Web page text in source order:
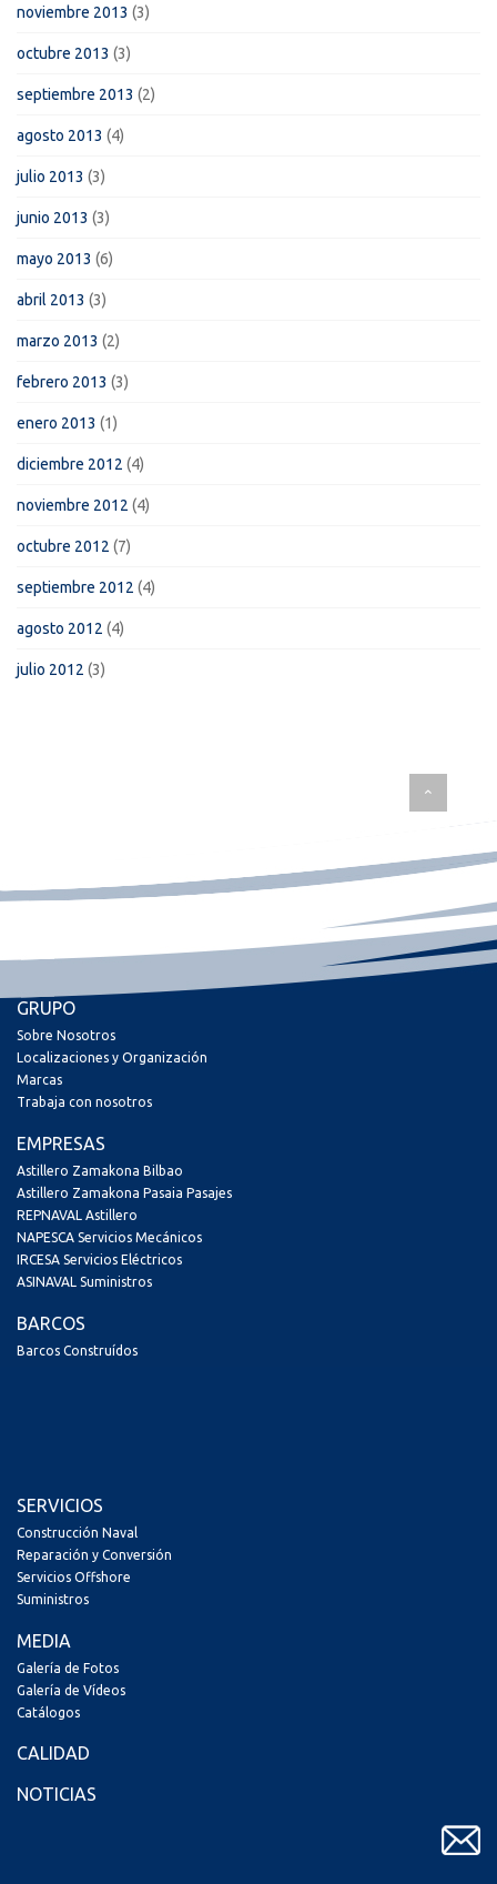
noviembre 2013 (3)
octubre 2013 (3)
septiembre 2013 (2)
agosto 2013 (4)
julio 2013 (3)
junio 2013 (3)
mayo 2013 (6)
abril 2013 (3)
marzo 2013 (2)
febrero 2013 (3)
enero 2013 (1)
diciembre 2012 (4)
noviembre 2012 (4)
octubre 2012 (7)
septiembre 2012 (4)
agosto 2012 (4)
julio 2012 (3)
GRUPO
Sobre Nosotros
Localizaciones y Organización
Marcas
Trabaja con nosotros
EMPRESAS
Astillero Zamakona Bilbao
Astillero Zamakona Pasaia Pasajes
REPNAVAL Astillero
NAPESCA Servicios Mecánicos
IRCESA Servicios Eléctricos
ASINAVAL Suministros
BARCOS
Barcos Construídos
SERVICIOS
Construcción Naval
Reparación y Conversión
Servicios Offshore
Suministros
MEDIA
Galería de Fotos
Galería de Vídeos
Catálogos
CALIDAD
NOTICIAS